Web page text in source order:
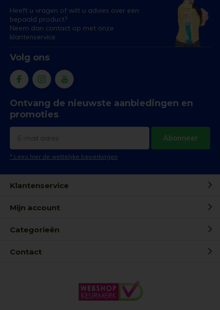
Heeft u vragen of wilt u advies over een
bepaald product?
Neem dan contact op met onze
klantenservice.
Volg ons
Ontvang de nieuwste aanbiedingen en
promoties
Abonneer
* Lees hier de wettelijke beperkingen
Klantenservice
Mijn account
Categorieën
Contact